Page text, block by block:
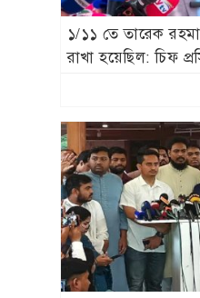
১/১১ তে তারেক
রাখা হয়েছিল: চিফ